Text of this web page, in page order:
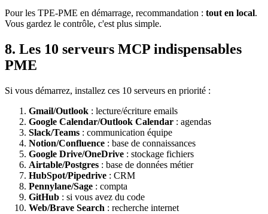
Pour les TPE-PME en démarrage, recommandation : tout en local.
Vous gardez le contrôle, c'est plus simple.
8. Les 10 serveurs MCP indispensables
PME
Si vous démarrez, installez ces 10 serveurs en priorité :
Gmail/Outlook : lecture/écriture emails
Google Calendar/Outlook Calendar : agendas
Slack/Teams : communication équipe
Notion/Confluence : base de connaissances
Google Drive/OneDrive : stockage fichiers
Airtable/Postgres : base de données métier
HubSpot/Pipedrive : CRM
Pennylane/Sage : compta
GitHub : si vous avez du code
Web/Brave Search : recherche internet